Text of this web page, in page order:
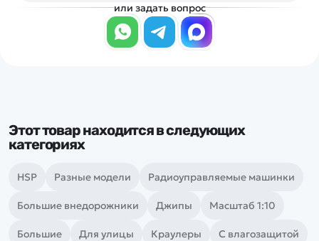
или задать вопрос
Этот товар находится в следующих
категориях
HSP Разные модели Радиоуправляемые машинки
Большие внедорожники Джипы Масштаб 1:10
Большие Для улицы Краулеры С влагозащитой